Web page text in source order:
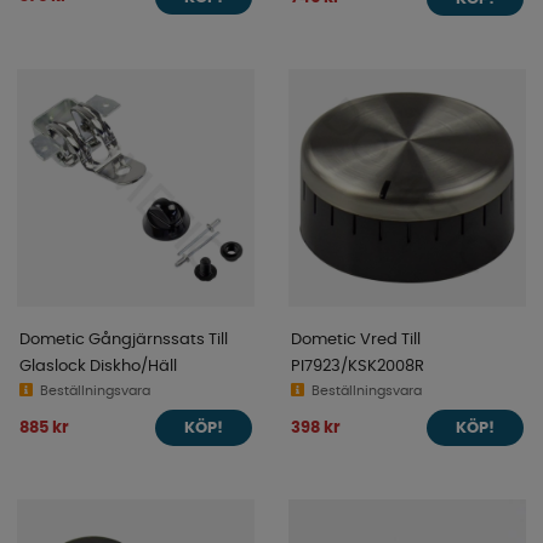
Dometic Gångjärnssats Till
Glaslock Diskho/Häll
Beställningsvara
885 kr KÖP!
Dometic Vred Till
PI7923/KSK2008R
Beställningsvara
398 kr KÖP!